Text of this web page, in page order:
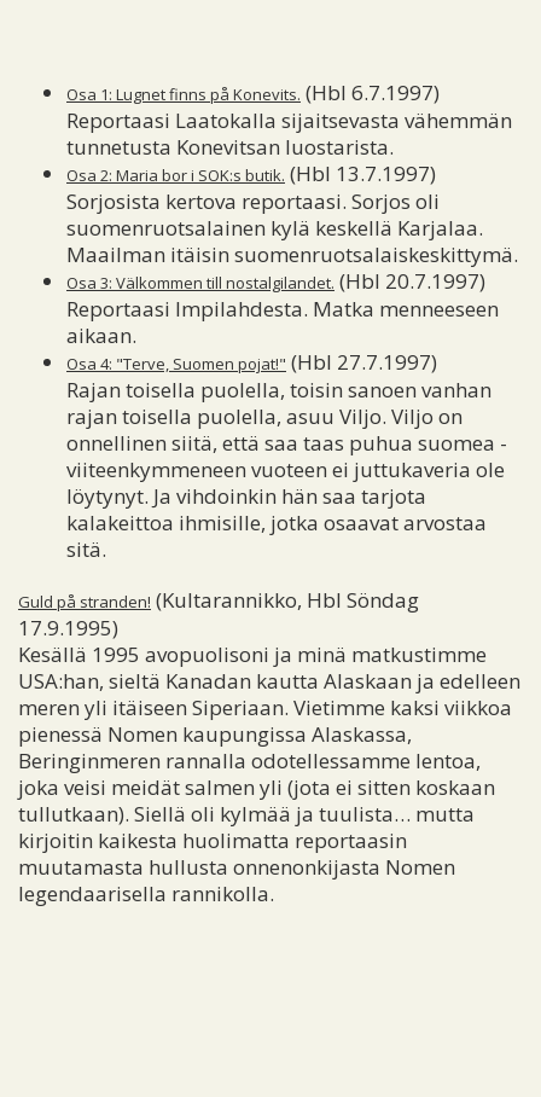
Osa 1: Lugnet finns på Konevits. (Hbl 6.7.1997)
Reportaasi Laatokalla sijaitsevasta vähemmän
tunnetusta Konevitsan luostarista.
Osa 2: Maria bor i SOK:s butik. (Hbl 13.7.1997)
Sorjosista kertova reportaasi. Sorjos oli
suomenruotsalainen kylä keskellä Karjalaa.
Maailman itäisin suomenruotsalaiskeskittymä.
Osa 3: Välkommen till nostalgilandet. (Hbl 20.7.1997)
Reportaasi Impilahdesta. Matka menneeseen
aikaan.
Osa 4: "Terve, Suomen pojat!" (Hbl 27.7.1997)
Rajan toisella puolella, toisin sanoen vanhan
rajan toisella puolella, asuu Viljo. Viljo on
onnellinen siitä, että saa taas puhua suomea -
viiteenkymmeneen vuoteen ei juttukaveria ole
löytynyt. Ja vihdoinkin hän saa tarjota
kalakeittoa ihmisille, jotka osaavat arvostaa
sitä.
Guld på stranden! (Kultarannikko, Hbl Söndag
17.9.1995)
Kesällä 1995 avopuolisoni ja minä matkustimme
USA:han, sieltä Kanadan kautta Alaskaan ja edelleen
meren yli itäiseen Siperiaan. Vietimme kaksi viikkoa
pienessä Nomen kaupungissa Alaskassa,
Beringinmeren rannalla odotellessamme lentoa,
joka veisi meidät salmen yli (jota ei sitten koskaan
tullutkaan). Siellä oli kylmää ja tuulista… mutta
kirjoitin kaikesta huolimatta reportaasin
muutamasta hullusta onnenonkijasta Nomen
legendaarisella rannikolla.